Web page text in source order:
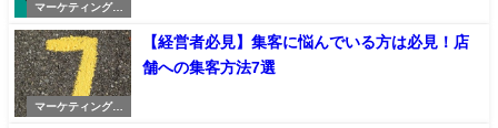
マーケティングの
マーケティングの
【経営者必見】集客に悩んでいる方は必見！店
舗への集客方法7選